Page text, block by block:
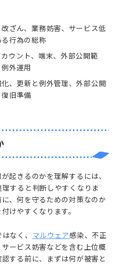
改ざん、業務妨害、サービス低
行為の総称
カウント、端末、外部公開範
外運用
化、更新と例外管理、外部公開
旧準備
起きるのかを理解するには、
すると判断しやすくなりま
、何を守るための対策なのか
けやすくなります。
なく、 マルウェア感染、不正
サービス妨害などを含む上位概
する前に、まずは何が被害と